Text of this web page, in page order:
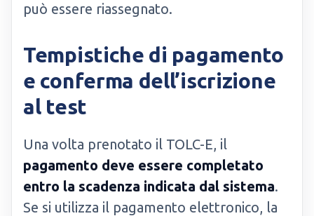
può essere riassegnato.
Tempistiche di pagamento
e conferma dell’iscrizione
al test
Una volta prenotato il TOLC-E, il
pagamento deve essere completato
entro la scadenza indicata dal sistema.
Se si utilizza il pagamento elettronico, la